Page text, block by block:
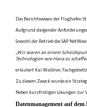
Das Berichtswesen der Flughafen
Aufgrund steigender
Sowohl der Betrieb des SAP
„Wir waren an einem
Technologien wie Hana zu
erläutert Kai Waldner,
Zu diesem Zweck wurde ein
Neben kurzfristigen Lösungen zur
Datenmanagement auf dem